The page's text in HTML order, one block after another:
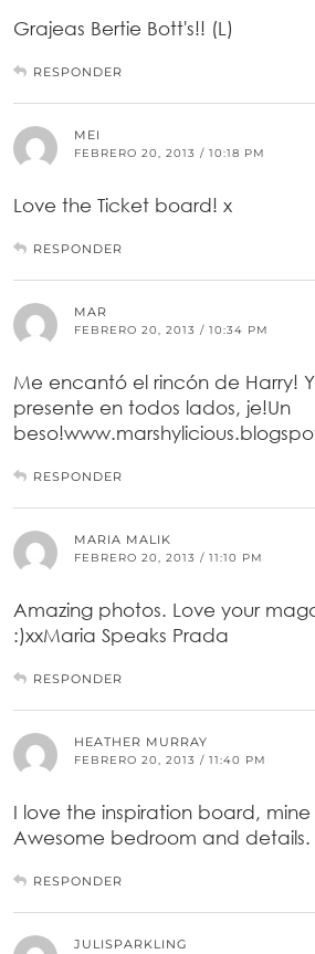
Grajeas Bertie Bott's!! (L)
RESPONDER
MEI
FEBRERO 20, 2013 / 10:18 PM
Love the Ticket board! x
RESPONDER
MAR
FEBRERO 20, 2013 / 10:34 PM
Me encantó el rincón de Harry!
presente en todos lados, je!Un
RESPONDER
MARIA MALIK
FEBRERO 20, 2013 / 11:10 PM
Amazing photos. Love your
:)xxMaria Speaks Prada
RESPONDER
HEATHER MURRAY
FEBRERO 20, 2013 / 11:40 PM
I love the inspiration board, mine
Awesome bedroom and details.
RESPONDER
JULISPARKLING